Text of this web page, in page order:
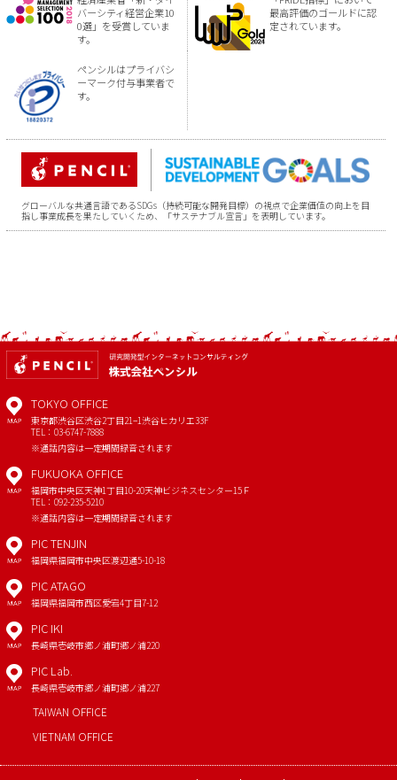
バーシティ経営企業10
0選」を受賞していま
す。
最高評価のゴールドに認
定されています。
ペンシルはプライバシ
ーマーク付与事業者で
す。
グローバルな共通言語であるSDGs（持続可能な開発目標）の視点で企業価値の向上を目
指し事業成長を果たしていくため、「サステナブル宣言」を表明しています。
MAP
TOKYO OFFICE
東京都渋谷区渋谷2丁目21−1渋谷ヒカリエ33F
TEL：03-6747-7888
※通話内容は一定期間録音されます
MAP
FUKUOKA OFFICE
福岡市中央区天神1丁目10-20天神ビジネスセンター15Ｆ
TEL：092-235-5210
※通話内容は一定期間録音されます
MAP
PIC TENJIN
福岡県福岡市中央区渡辺通5-10-18
MAP
PIC ATAGO
福岡県福岡市西区愛宕4丁目7-12
MAP
PIC IKI
長崎県壱岐市郷ノ浦町郷ノ浦220
MAP
PIC Lab.
長崎県壱岐市郷ノ浦町郷ノ浦227
TAIWAN OFFICE
VIETNAM OFFICE